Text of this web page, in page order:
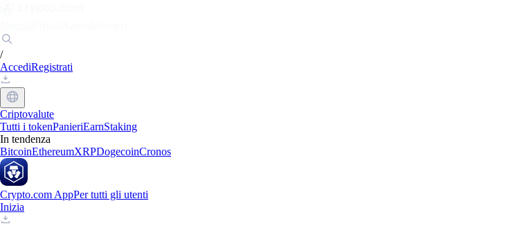
/
AccediRegistrati
Criptovalute
Tutti i tokenPanieriEarnStaking
In tendenza
BitcoinEthereumXRPDogecoinCronos
Crypto.com AppPer tutti gli utenti
Inizia